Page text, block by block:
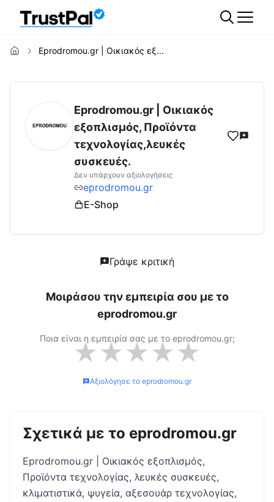
Eprodromou.gr | Οικιακός εξ...
eprodromou.grΑξιολογήσεις | Δες
Eprodromou.gr | Οικιακός
εξοπλισμός, Προϊόντα
τεχνολογίας,λευκές
συσκευές.
Δεν υπάρχουν αξιολογήσεις
eprodromou.gr
E-Shop
Γράψε κριτική
Μοιράσου την εμπειρία σου με το
eprodromou.gr
Ποια είναι η εμπειρία σας με το eprodromou.gr;
★★★★★
Αξιολόγησε το eprodromou.gr
Σχετικά με το eprodromou.gr
Eprodromou.gr | Οικιακός εξοπλισμός,
Προϊόντα τεχνολογίας, λευκές συσκευές,
κλιματιστικά, ψυγεία, αξεσουάρ τεχνολογίας,